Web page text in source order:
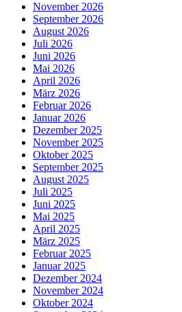
November 2026
September 2026
August 2026
Juli 2026
Juni 2026
Mai 2026
April 2026
März 2026
Februar 2026
Januar 2026
Dezember 2025
November 2025
Oktober 2025
September 2025
August 2025
Juli 2025
Juni 2025
Mai 2025
April 2025
März 2025
Februar 2025
Januar 2025
Dezember 2024
November 2024
Oktober 2024